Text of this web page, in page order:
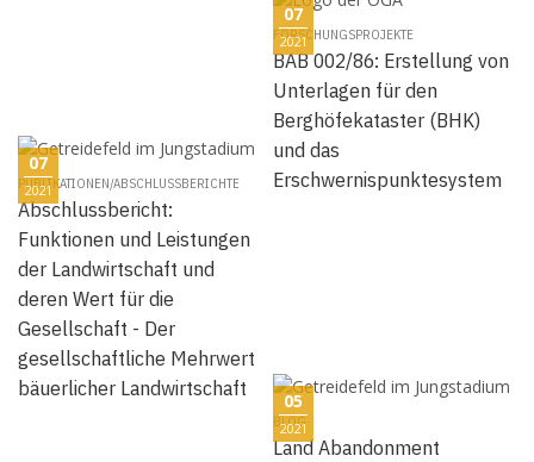
07
2021
FORSCHUNGSPROJEKTE
BAB 002/86: Erstellung von
Unterlagen für den
Berghöfekataster (BHK)
und das
Erschwernispunktesystem
07
2021
PUBLIKATIONEN/ABSCHLUSSBERICHTE
Abschlussbericht:
Funktionen und Leistungen
der Landwirtschaft und
deren Wert für die
Gesellschaft - Der
gesellschaftliche Mehrwert
bäuerlicher Landwirtschaft
05
2021
BLOG
Land Abandonment